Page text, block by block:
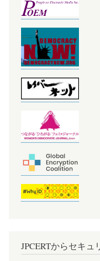
JPCERTからセキュ